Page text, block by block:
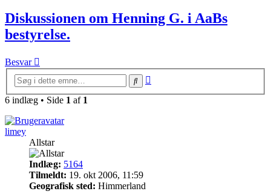
Diskussionen om Henning G. i AaBs
bestyrelse.
Besvar
Søg
6 indlæg • Side 1 af 1
limey
Allstar
Indlæg: 5164
Tilmeldt: 19. okt 2006, 11:59
Geografisk sted: Himmerland